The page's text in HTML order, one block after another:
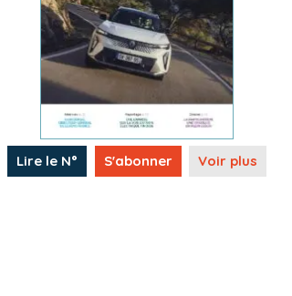
Lire le N° S'abonner Voir plus